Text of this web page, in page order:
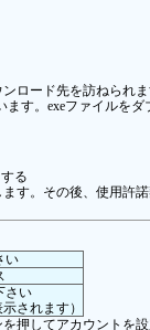
ロード先を訪ねられ
ます。exeファイルを
る
す。その後、使用許
い
さい
されます）
押してアカウントを